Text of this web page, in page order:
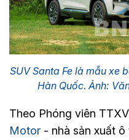
SUV Santa Fe là mẫu xe
Hàn Quốc. Ảnh:
Theo Phóng viên
Motor - nhà sản xuất